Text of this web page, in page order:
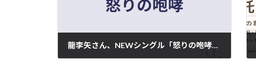
龍李矢さん、NEWシングル「怒りの咆哮」リリース